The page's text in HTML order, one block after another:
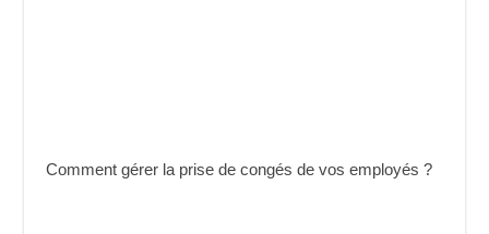
Comment gérer la prise de congés de vos employés ?